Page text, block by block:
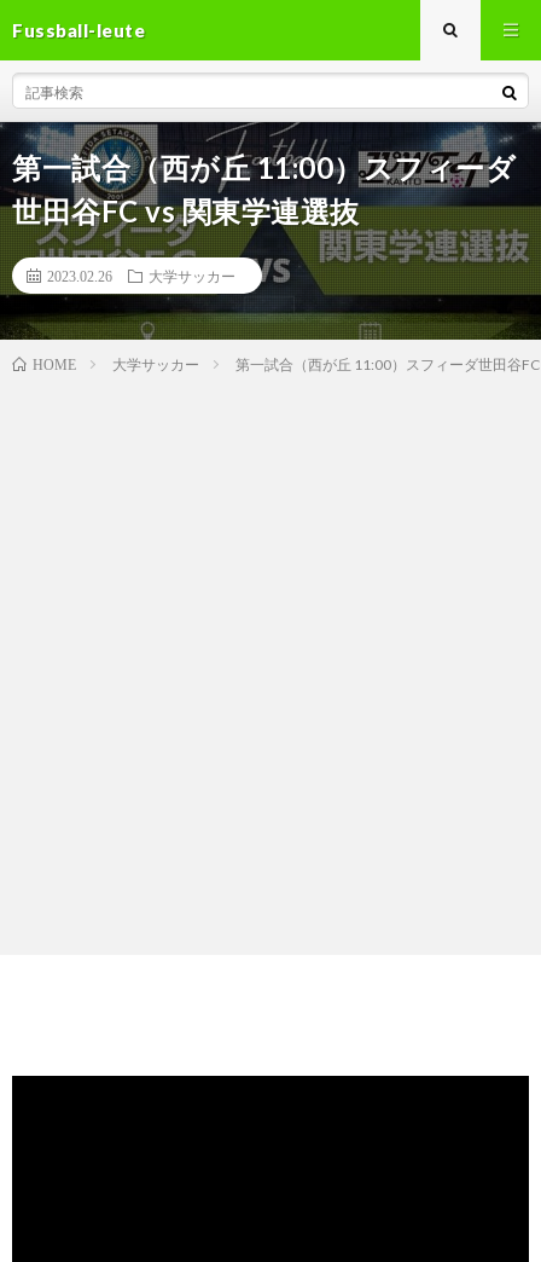
Fussball-leute
第一試合（西が丘 11:00）スフィーダ
世田谷FC vs 関東学連選抜
2023.02.26 大学サッカー
HOME 大学サッカー 第一試合（西が丘 11:00）スフィーダ世田谷